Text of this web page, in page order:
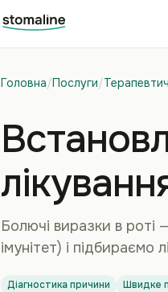
Головна/Послуги/
Болючі виразки в роті
імунітет) і підбираємо
Діагностика причини Швидке